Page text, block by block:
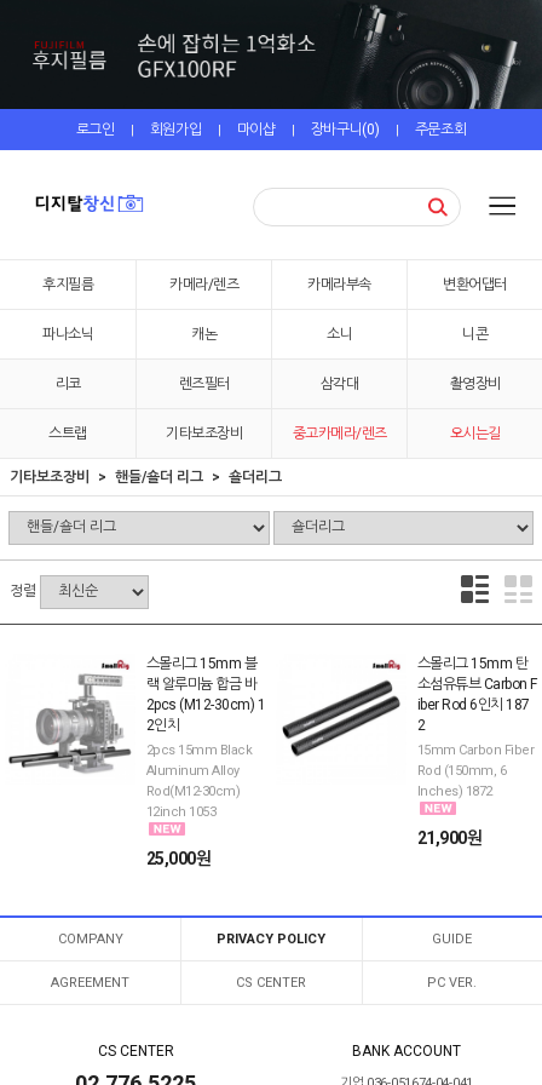
로그인 | 회원가입 | 마이샵 | 장바구니(0) | 주문조회
후지필름 카메라/렌즈 카메라부속 변환어댑터
파나소닉 캐논 소니 니콘
리코 렌즈필터 삼각대 촬영장비
스트랩 기타보조장비 중고카메라/렌즈 오시는길
기타보조장비 핸들/숄더 리그 숄더리그
정렬
스몰리그 15mm 블
랙 알루미늄 합금 바
2pcs (M12-30cm) 1
2인치
2pcs 15mm Black
Aluminum Alloy
Rod(M12-30cm)
12inch 1053
25,000원
스몰리그 15mm 탄
소섬유튜브 Carbon F
iber Rod 6인치 187
2
15mm Carbon Fiber
Rod (150mm, 6
Inches) 1872
21,900원
COMPANY PRIVACY POLICY GUIDE
AGREEMENT CS CENTER PC VER.
CS CENTER BANK ACCOUNT